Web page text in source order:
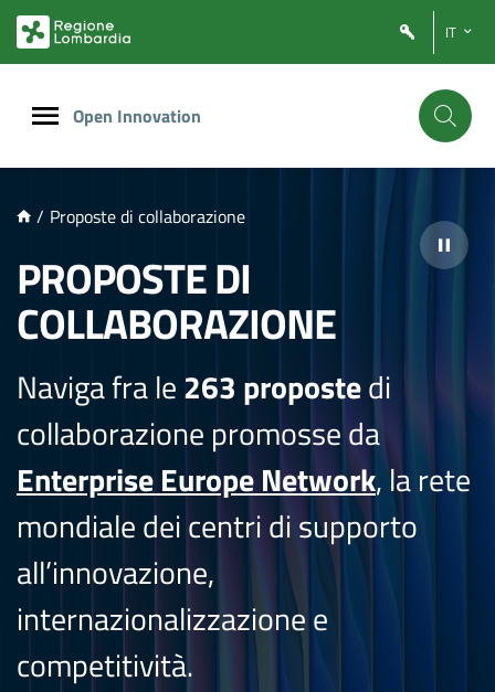
PRINCIPALE
IT
Open Innovation
/ Proposte di collaborazione
PROPOSTE DI
COLLABORAZIONE
Naviga fra le263 propostedi
collaborazione promosse da
Enterprise Europe Network, la rete
mondiale dei centri di supporto
all’innovazione,
internazionalizzazione e
competitività.